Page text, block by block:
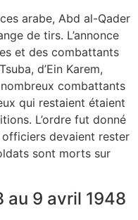
arabe, Abd al-Qader
de tirs. L’annonce
et des combattants
d’Ein Karem,
combattants
qui restaient étaient
L’ordre fut donné
devaient rester
sont morts sur
au 9 avril 1948